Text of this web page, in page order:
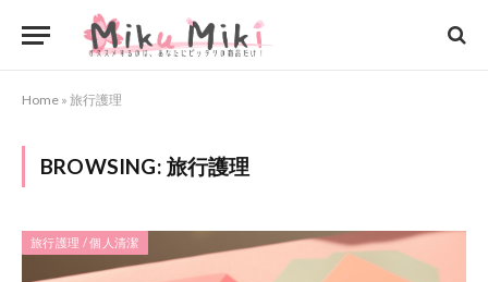
Home » 旅行護理
BROWSING: 旅行護理
旅行護理 / 個人清潔